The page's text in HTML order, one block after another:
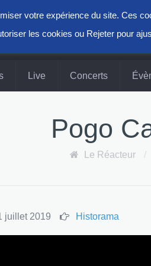
Live Concerts
Pogo
Le Réacteur /
juillet 2019 Historama
votre expérience du site. Ces
les cookies ou Rejeter pour